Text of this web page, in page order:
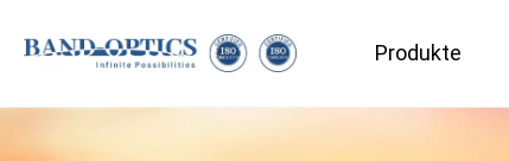
Produkte